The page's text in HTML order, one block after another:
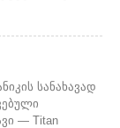
სანახავად
— Titan